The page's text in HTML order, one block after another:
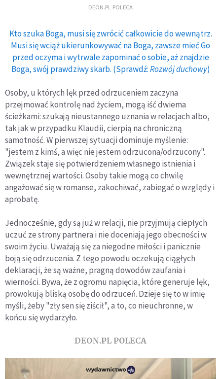
DEON.PL POLECA
Kto szuka Boga, musi się zwrócić całkowicie do wewnątrz.
Musi się wciąż ukierunkowywać na Boga, zawsze mieć Go
przed oczyma i wytrwale zapominać o sobie, aż znajdzie
Boga, swój prawdziwy skarb. (Sprawdź:Rozwój duchowy)
Osoby, u których lęk przed odrzuceniem zaczyna
przejmować kontrolę nad życiem, mogą iść dwiema
ścieżkami: szukają nieustannego uznania w relacjach albo,
tak jak w przypadku Klaudii, cierpią na chroniczną
samotność. W pierwszej sytuacji dominuje myślenie:
"jestem z kimś, a więc nie jestem odrzucona/odrzucony".
Związek staje się potwierdzeniem własnego istnienia i
wewnętrznej wartości. Osoby takie mogą co chwilę
angażować się w romanse, zakochiwać, zabiegać o względy i
aprobatę.
Jednocześnie, gdy są już w relacji, nie przyjmują ciepłych
uczuć ze strony partnera i nie doceniają jego obecności w
swoim życiu. Uważają się za niegodne miłości i panicznie
boją się odrzucenia. Z tego powodu oczekują ciągłych
deklaracji, że są ważne, pragną dowodów zaufania i
wierności. Bywa, że z ogromu napięcia, które generuje lęk,
prowokują bliską osobę do odrzuceń. Dzieje się to w imię
myśli, żeby "zły sen się ziścił", a to, co nieuchronne, w
końcu się wydarzyło.
DEON.PL POLECA